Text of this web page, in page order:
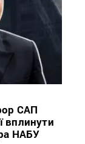
САП
вплинути
НАБУ